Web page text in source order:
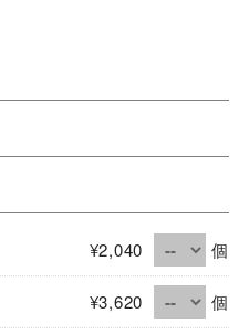
¥2,040 個
¥3,620 個